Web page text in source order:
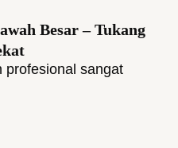
Besar – Tukang
profesional sangat